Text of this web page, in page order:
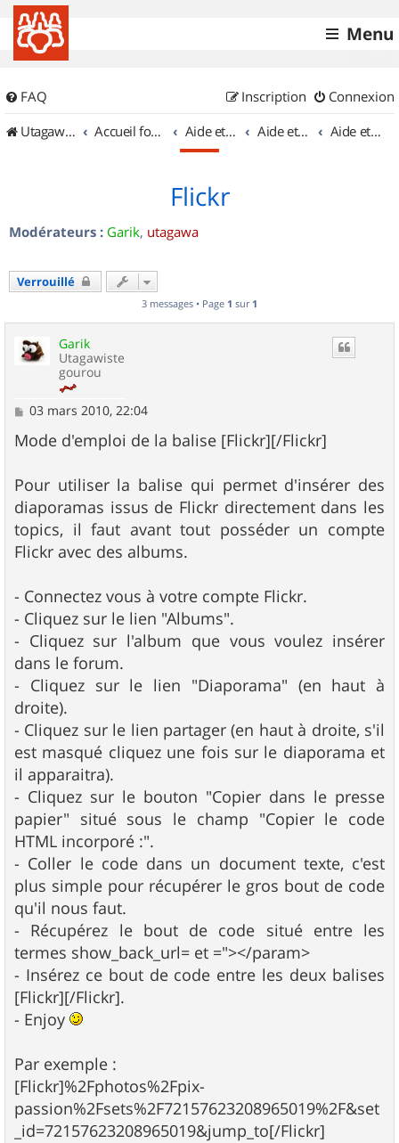
Menu
FAQ Connexion
Inscription
UtagawaVTT (Randos VTT et VTTAE avec traces GPS)
Accueil forum Aide et documentation Aide et documentation Aide et documentation des balises
Flickr
Modérateurs : Garik, utagawa
Verrouillé
3 messages • Page 1 sur 1
Garik
Utagawiste
gourou
M
s
s
g
e
03 mars 2010, 22:04
Mode d'emploi de la balise [Flickr][/Flickr]
Pour utiliser la balise qui permet d'insérer des
diaporamas issus de Flickr directement dans les
topics, il faut avant tout posséder un compte
Flickr avec des albums.
- Connectez vous à votre compte Flickr.
- Cliquez sur le lien "Albums".
- Cliquez sur l'album que vous voulez insérer
dans le forum.
- Cliquez sur le lien "Diaporama" (en haut à
droite).
- Cliquez sur le lien partager (en haut à droite, s'il
est masqué cliquez une fois sur le diaporama et
il apparaitra).
- Cliquez sur le bouton "Copier dans le presse
papier" situé sous le champ "Copier le code
HTML incorporé :".
- Coller le code dans un document texte, c'est
plus simple pour récupérer le gros bout de code
qu'il nous faut.
- Récupérez le bout de code situé entre les
termes show_back_url= et ="></param>
- Insérez ce bout de code entre les deux balises
[Flickr][/Flickr].
- Enjoy
Par exemple :
[Flickr]%2Fphotos%2Fpix-
passion%2Fsets%2F72157623208965019%2F&set
_id=72157623208965019&jump_to[/Flickr]